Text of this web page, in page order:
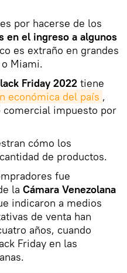
por hacerse de los
en el ingreso a algunos
es extraño en grandes
Miami.
Friday 2022 tiene
económica del país ,
comercial impuesto por
cómo los
de productos.
fue
la Cámara Venezolana
indicaron a medios
de venta han
años, cuando
Friday en las